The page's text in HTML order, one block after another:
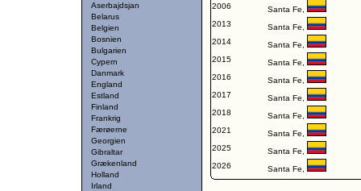
Aserbajdsjan
Belarus
Belgien
Bosnien
Bulgarien
Cypern
Danmark
England
Estland
Finland
Frankrig
Færøerne
Georgien
Gibraltar
Grækenland
Holland
Irland
2006
Santa Fe,
2013
Santa Fe,
2014
Santa Fe,
2015
Santa Fe,
2016
Santa Fe,
2017
Santa Fe,
2018
Santa Fe,
2021
Santa Fe,
2025
Santa Fe,
2026
Santa Fe,